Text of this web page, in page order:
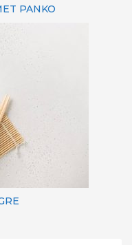
PANKO